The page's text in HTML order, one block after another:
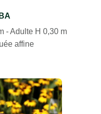
- Adulte H 0,30 m
affine